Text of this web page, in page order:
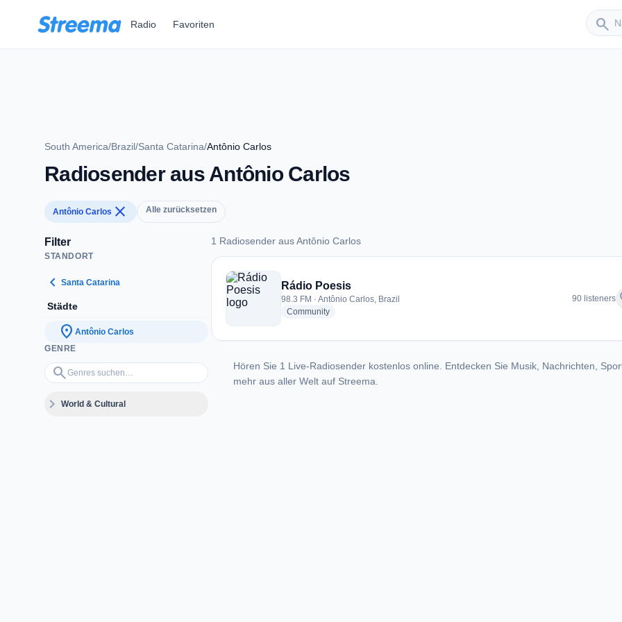
Radio Favoriten search
Sender
South America/Brazil/Santa Catarina/Antônio Carlos
Radiosender aus Antônio Carlos
Antônio Carlos close Alle zurücksetzen
Filter
STANDORT
chevron_left Santa Catarina
Städte
location_on Antônio Carlos
GENRE
search
Genres suchen…
expand_moreWorld & Cultural
1 Radiosender aus Antônio Carlos
1 Radiosender aus Antônio Carlos
Rádio Poesis
98.3 FM · Antônio Carlos, Brazil
Communityradio stations
90 listeners
Hören Sie 1 Live-Radiosender kostenlos online. Entdecken Sie Musik, Nachrichten,
mehr aus aller Welt auf Streema.